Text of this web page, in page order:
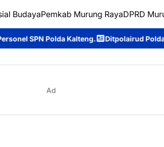
BudayaPemkab Murung RayaDPRD
Ditpolairud Polda Kalteng Dukung
Ad